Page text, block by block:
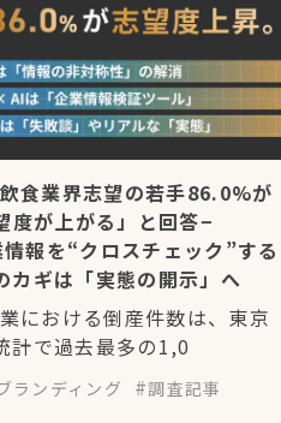
食業界志望の若手86.0%が
度が上がる」と回答−
報を“クロスチェック”する
カギは「実態の開示」へ
における倒産件数は、東京
計で過去最多の1,0
ランディング 調査記事